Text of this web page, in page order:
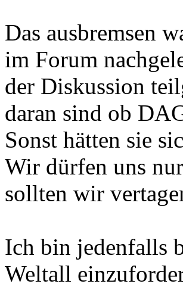
Das ausbremsen
im Forum
der Diskussion
daran sind ob
Sonst hätten sie
Wir dürfen uns
sollten wir
Ich bin jedenfalls
Weltall